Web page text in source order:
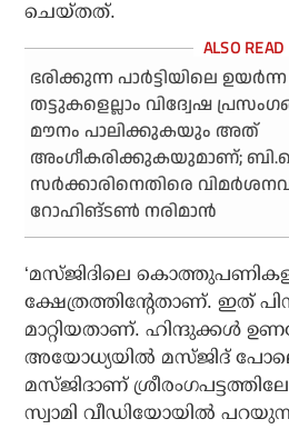
ചെയ്തത്.
ഭരിക്കുന്ന പാര്‍ട്ടിയിലെ ഉയര്‍ന്ന
തട്ടുകളെല്ലാം വിദ്വേഷ
മൗനം പാലിക്കുകയും അത്
അംഗീകരിക്കുകയുമാണ്;
സര്‍ക്കാരിനെതിരെ
റോഹിങ്ടണ്‍ നരിമാന്‍
‘മസ്ജിദിലെ
ക്ഷേത്രത്തിന്റേതാണ്. ഇത്
മാറ്റിയതാണ്. ഹിന്ദുക്കള്‍
അയോധ്യയില്‍ മസ്ജിദ് പോലെ
മസ്ജിദാണ്
സ്വാമി വീഡിയോയില്‍